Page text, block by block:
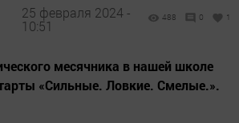
25 февраля 2024 -
10:51
488 0 1
месячника в нашей школе
«Сильные. Ловкие. Смелые.».